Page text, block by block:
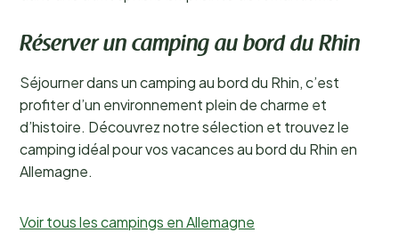
Réserver un camping au bord du Rhin
Séjourner dans un camping au bord du Rhin, c’est
profiter d’un environnement plein de charme et
d’histoire. Découvrez notre sélection et trouvez le
camping idéal pour vos vacances au bord du Rhin en
Allemagne.
Voir tous les campings en Allemagne